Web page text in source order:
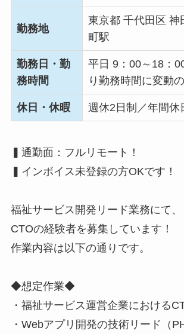
勤務地
東京都 千代田区 神
町駅
勤務日・勤
務時間
平日 9：00～18：
り勤務時間に変動
休日・休暇 週休2日制／年間休
▍通勤面：フルリモート！
▍インボイス未登録の方OKです！
福祉サービス開発リード業務にて、
CTOの経験者を募集しています！
作業内容は以下の通りです。
◆想定作業◆
・福祉サービス運営企業における
・Webアプリ開発の技術リード（